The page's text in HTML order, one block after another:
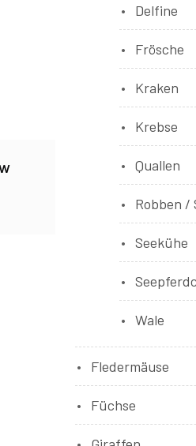
Delfine
Frösche
Kraken
Krebse
Quallen
Robben /
Seekühe
Wale
Fledermäuse
Füchse